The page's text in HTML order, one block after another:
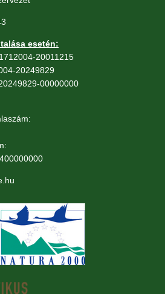
esetén:
20011215
20249829
00000000